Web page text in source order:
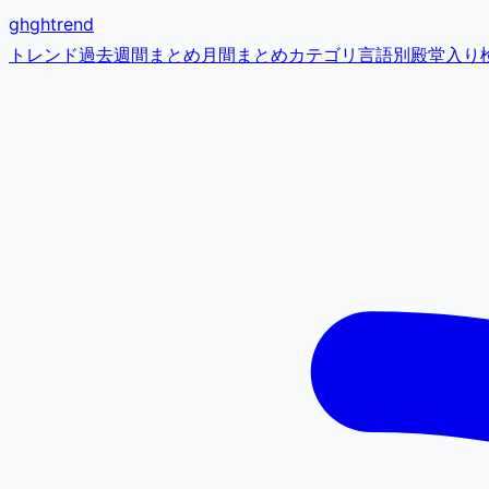
ghghtrend
トレンド過去週間まとめ月間まとめカテゴリ 言語別殿堂入り